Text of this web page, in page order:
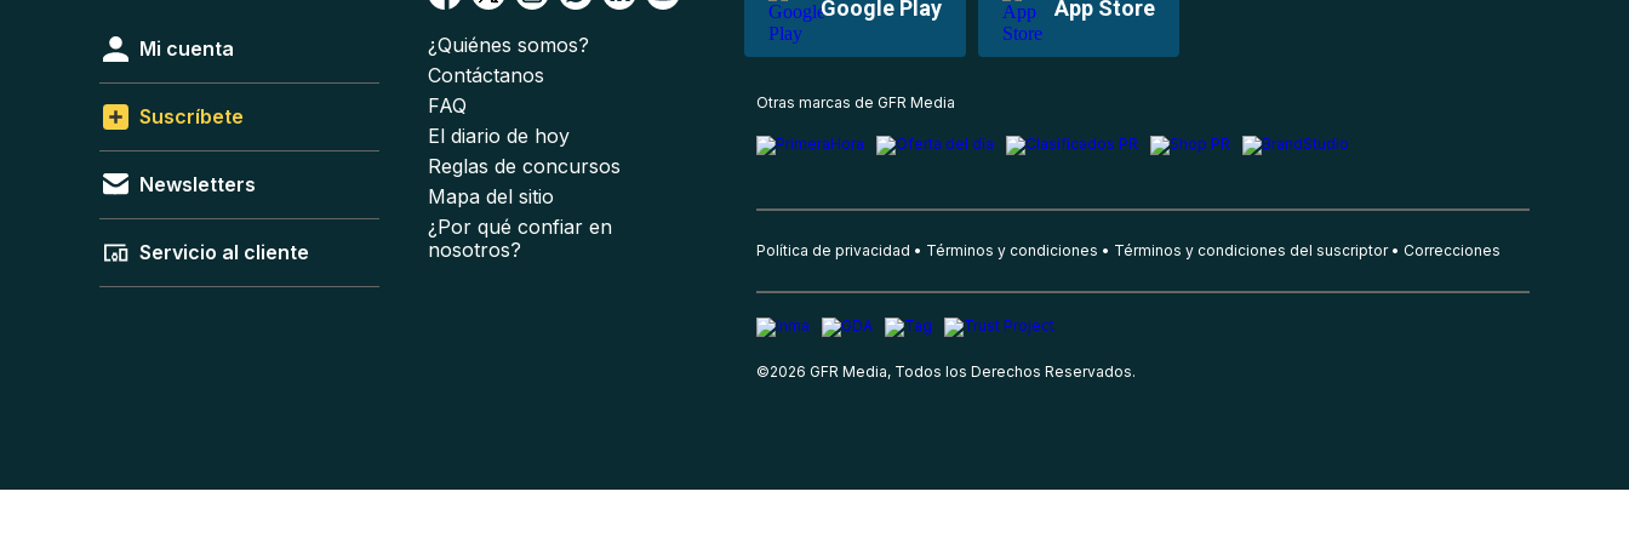
Google Play App Store
Mi cuenta
Suscríbete
Newsletters
Servicio al cliente
¿Quiénes somos?
Contáctanos
FAQ
El diario de hoy
Reglas de concursos
Mapa del sitio
¿Por qué confiar en
nosotros?
Otras marcas de GFR Media
Política de privacidad Términos y condiciones Términos y condiciones del suscriptor Correcciones
©2026 GFR Media, Todos los Derechos Reservados.